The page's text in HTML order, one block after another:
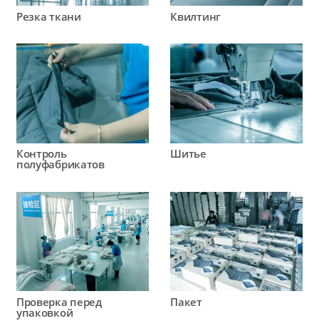
Резка ткани Квилтинг
Контроль
полуфабрикатов
Шитье
Проверка перед
упаковкой
Пакет